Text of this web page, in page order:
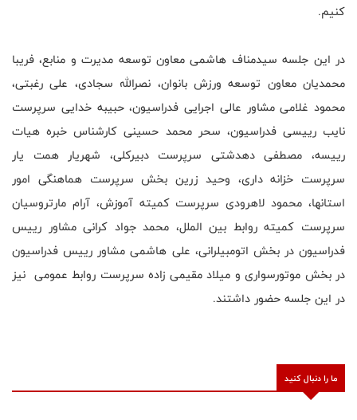
کنیم.
در این جلسه سیدمناف هاشمی معاون توسعه مدیرت و منابع، فریبا
محمدیان معاون توسعه ورزش بانوان، نصرالله سجادی، علی رغبتی،
محمود غلامی مشاور عالی اجرایی فدراسیون، حبیبه خدایی سرپرست
نایب رییسی فدراسیون، سحر محمد حسینی کارشناس خبره هیات
رییسه، مصطفی دهدشتی سرپرست دبیرکلی، شهریار همت یار
سرپرست خزانه داری، وحید زرین بخش سرپرست هماهنگی امور
استانها، محمود لاهرودی سرپرست کمیته آموزش، آرام مارتروسیان
سرپرست کمیته روابط بین الملل، محمد جواد کرانی مشاور رییس
فدراسیون در بخش اتومبیلرانی، علی هاشمی مشاور رییس فدراسیون
در بخش موتورسواری و میلاد مقیمی زاده سرپرست روابط عمومی نیز
در این جلسه حضور داشتند.
ما را دنبال کنید